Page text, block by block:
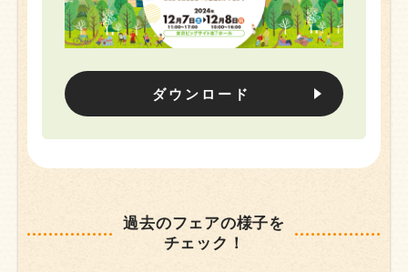
ダウンロード
過去のフェアの様子を
チェック！